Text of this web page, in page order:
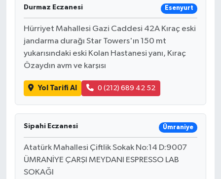
Durmaz Eczanesi Esenyurt
Hürriyet Mahallesi Gazi Caddesi 42A Kıraç eski
jandarma durağı Star Towers'ın 150 mt
yukarısındaki eski Kolan Hastanesi yanı, Kıraç
Özaydın avm ve karşısı
Yol Tarifi Al 0 (212) 689 42 52
Sipahi Eczanesi Ümraniye
Atatürk Mahallesi Çiftlik Sokak No:14 D:9007
ÜMRANİYE ÇARŞI MEYDANI ESPRESSO LAB
SOKAĞI